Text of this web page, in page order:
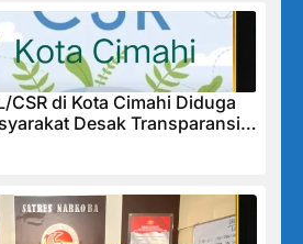
CSR di Kota Cimahi Diduga
Desak Transparansi
Sistem